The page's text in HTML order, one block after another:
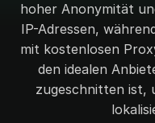
hoher Anonymität
IP-Adressen,
mit kostenlosen
den idealen
zugeschnitten ist,